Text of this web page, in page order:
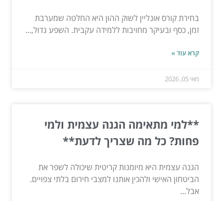
בחירת קורס אונליין לשוק ההון היא החלטה שמערבת
זמן, כסף ובעיקר מחויבות ללמידה עקבית. השפע גדול,...
קרא עוד »
מאי 05, 2026
**למי מתאימה הגנה עצמית ולמי
פחות? כל מה שצריך לדעת**
הגנה עצמית היא מיומנות קריטית שיכולה לשפר את
הביטחון האישי ולהכין אותנו למצבי חירום בלתי צפויים.
אבל...